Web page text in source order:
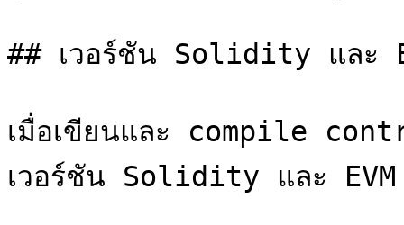
## เวอร์ชัน Solidity และ
เมื่อเขียนและ compile
เวอร์ชัน Solidity และ